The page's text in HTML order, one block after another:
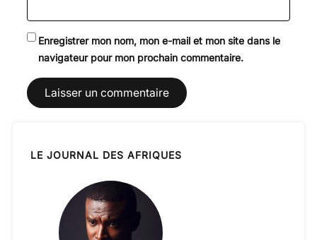
Enregistrer mon nom, mon e-mail et mon site dans le
navigateur pour mon prochain commentaire.
LE JOURNAL DES AFRIQUES